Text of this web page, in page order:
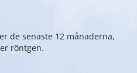
de senaste 12 månaderna,
röntgen.